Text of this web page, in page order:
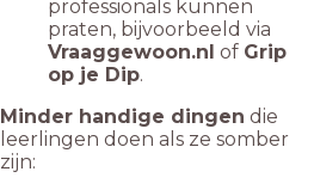
professionals kunnen
praten, bijvoorbeeld via
Vraaggewoon.nl of Grip
op je Dip.
Minder handige dingen die
leerlingen doen als ze somber
zijn: